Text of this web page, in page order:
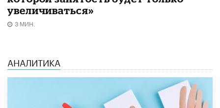
увеличиваться»
3 МИН.
АНАЛИТИКА